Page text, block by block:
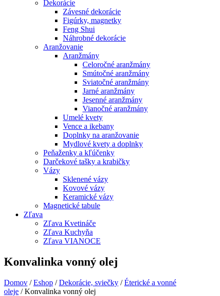
Dekorácie
Závesné dekorácie
Figúrky, magnetky
Feng Shui
Náhrobné dekorácie
Aranžovanie
Aranžmány
Celoročné aranžmány
Smútočné aranžmány
Sviatočné aranžmány
Jarné aranžmány
Jesenné aranžmány
Vianočné aranžmány
Umelé kvety
Vence a ikebany
Doplnky na aranžovanie
Mydlové kvety a doplnky
Peňaženky a kľúčenky
Darčekové tašky a krabičky
Vázy
Sklenené vázy
Kovové vázy
Keramické vázy
Magnetické tabule
Zľava
Zľava Kvetináče
Zľava Kuchyňa
Zľava VIANOCE
Konvalinka vonný olej
Domov /Eshop /Dekorácie, sviečky /Éterické a vonné
oleje / Konvalinka vonný olej